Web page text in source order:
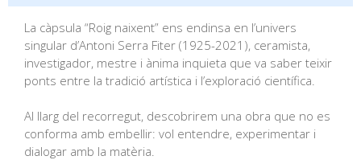
La càpsula “Roig naixent” ens endinsa en l’univers
singular d’Antoni Serra Fiter (1925-2021), ceramista,
investigador, mestre i ànima inquieta que va saber teixir
ponts entre la tradició artística i l’exploració científica.
Al llarg del recorregut, descobrirem una obra que no es
conforma amb embellir: vol entendre, experimentar i
dialogar amb la matèria.